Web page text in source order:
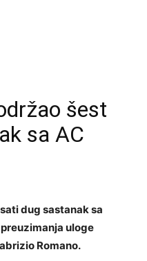
šest
sa AC
dug sastanak sa
uloge
Romano.